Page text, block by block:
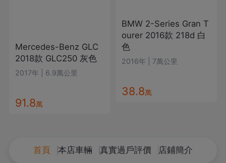
Mercedes-Benz GLC
2018款 GLC250 灰色
2017年 6.9萬公里
91.8萬
BMW 2-Series Gran T
ourer 2016款 218d 白
色
2016年 7萬公里
38.8萬
首頁 本店車輛 真實過戶評價 店鋪簡介